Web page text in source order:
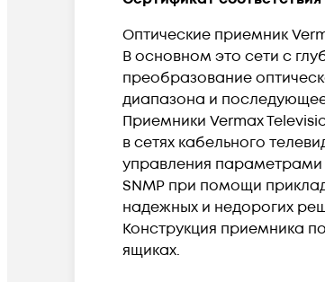
Оптические приемник
В основном это сети с
преобразование
диапазона и
Приемники Vermax
в сетях кабельного
управления параметрами
SNMP при помощи
надежных и недорогих
Конструкция приемника
ящиках.